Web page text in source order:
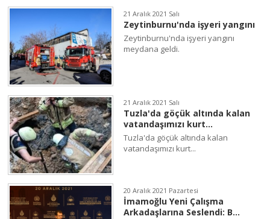
21 Aralık 2021 Salı
Zeytinburnu'nda işyeri yangını
Zeytinburnu'nda işyeri yangını
meydana geldi.
21 Aralık 2021 Salı
Tuzla'da göçük altında kalan
vatandaşımızı kurt...
Tuzla'da göçük altında kalan
vatandaşımızı kurt...
20 Aralık 2021 Pazartesi
İmamoğlu Yeni Çalışma
Arkadaşlarına Seslendi: B...